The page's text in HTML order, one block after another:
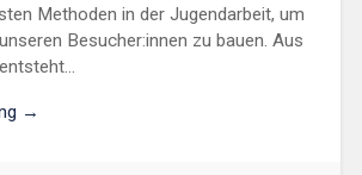
Methoden in der Jugendarbeit, um
Besucher:innen zu bauen. Aus
→